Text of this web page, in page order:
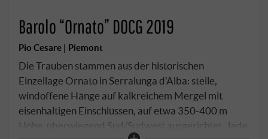
Barolo “Ornato” DOCG 2019
Pio Cesare | Piemont
Die Trauben stammen aus der historischen
Einzellage Ornato in Serralunga d'Alba: steile,
windoffene Hänge auf kalkreichem Mergel mit
eisenhaltigen Einschlüssen, auf etwa 350-400 m
Höhe, überwiegend Süd/Südwest ausgerichtet. Jede